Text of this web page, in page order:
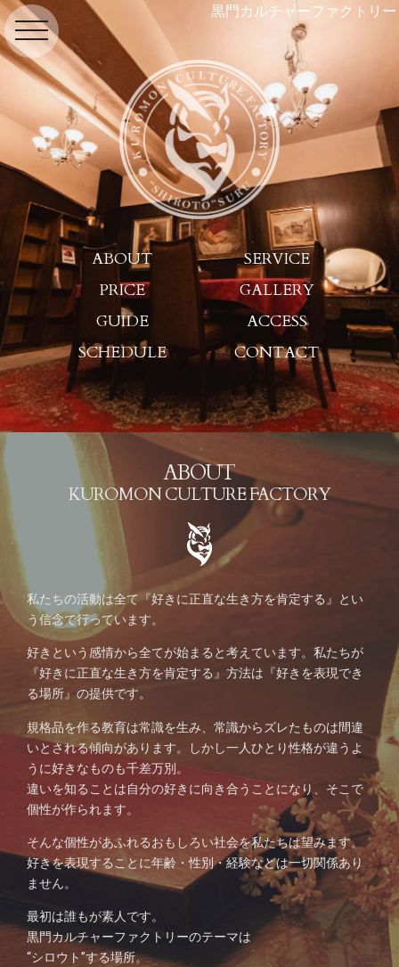
toggle navigation
黒門カルチャーファクトリー
ABOUT
SERVICE
PRICE
GALLERY
GUIDE
ACCESS
SCHEDULE
CONTACT
ABOUT
KUROMON CULTURE FACTORY
私たちの活動は全て『好きに正直な生き方を肯定する』とい
う信念で行っています。
好きという感情から全てが始まると考えています。私たちが
『好きに正直な生き方を肯定する』方法は『好きを表現でき
る場所』の提供です。
規格品を作る教育は常識を生み、常識からズレたものは間違
いとされる傾向があります。しかし一人ひとり性格が違うよ
うに好きなものも千差万別。
違いを知ることは自分の好きに向き合うことになり、そこで
個性が作られます。
そんな個性があふれるおもしろい社会を私たちは望みます。
好きを表現することに年齢・性別・経験などは一切関係あり
ません。
最初は誰もが素人です。
黒門カルチャーファクトリーのテーマは
“シロウト”する場所。